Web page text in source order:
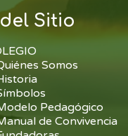
Sitio
Somos
Pedagógico
de Convivencia